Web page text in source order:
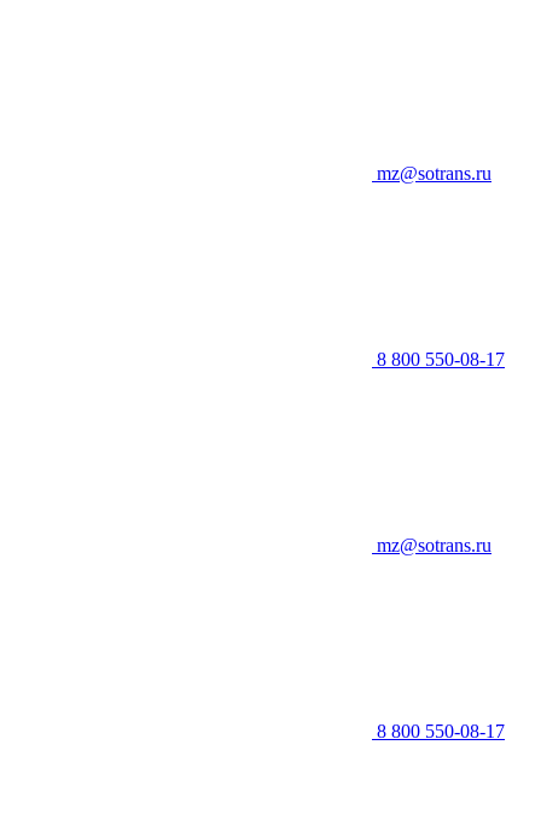
mz@sotrans.ru
8 800 550-08-17
mz@sotrans.ru
8 800 550-08-17